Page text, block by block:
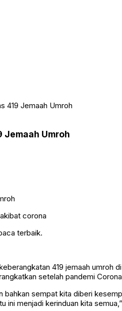
419 Jemaah Umroh
Jemaah Umroh
corona
terbaik.
419 jemaah
setelah pandemi
sempat kita diberi
menjadi kerinduan kita